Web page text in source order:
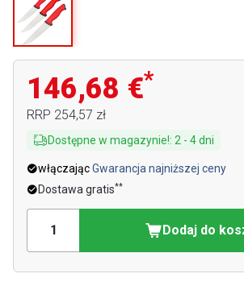
146,68 €*
RRP 254,57 zł
Dostępne w magazynie!: 2 - 4dni
włączającGwarancja najniższej ceny
Dostawa gratis**
Dodaj do